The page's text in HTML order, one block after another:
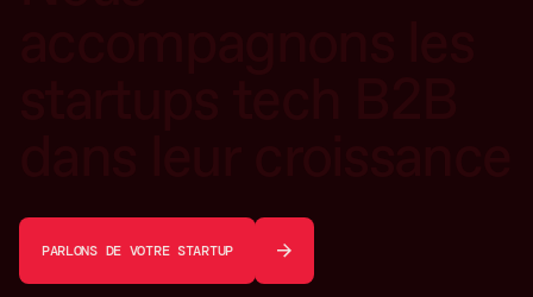
PARLONS DE VOTRE STARTUP